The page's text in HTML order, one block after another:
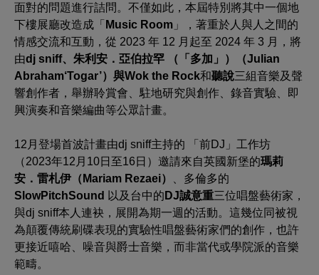
面對的問題進行詰問。不僅如此，本屆特別將其中一個地
下樓展廳改造成「 Music Room 」，著重於人與人之間的
情感交流和互動，從 2023 年 12 月起至 2024 年 3 月，將
由dj sniff、 朱利安．亞伯拉罕 （「多加」）（Julian
Abraham‘Togar’） 與Wok the Rock和聽說三組音樂及聲
響創作者，舉辦聆賞會、駐地研究與創作、錄音實驗、即
興演奏和音樂編曲等公眾計畫。
12月登場首波計畫由dj sniff主持的 「前DJ」工作坊
（2023年12月10日至16日）邀請來自英國新堡的瑪莉
安．雷札伊（Mariam Rezaei）
、多倫多的
SlowPitchSound 以及台中的 DJ誠意重三位唱盤藝術家，
與dj sniff本人連袂，展開為期一週的活動。這幾位同被視
為顛覆傳統刷碟表現的實驗性唱盤藝術家們的創作，也許
更接近嘻哈、噪音與爵士音樂，而非當代或學院派的音樂
範疇。